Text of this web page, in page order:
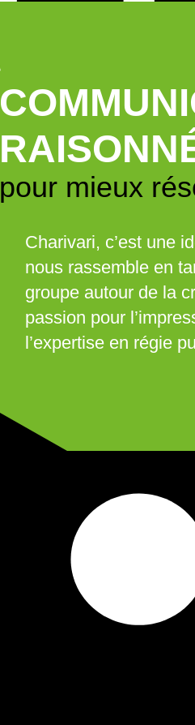
pour mieux
Charivari, c’est une
nous rassemble en
groupe autour de la
passion pour
l’expertise en régie